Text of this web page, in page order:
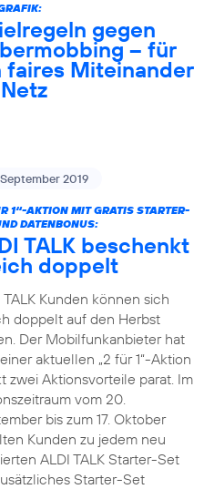
gegen
– für
faires Miteinander
September 2019
1“-AKTION MIT GRATIS STARTER-
DATENBONUS:
TALK beschenkt
doppelt
TALK Kunden können sich
doppelt auf den Herbst
Der Mobilfunkanbieter hat
aktuellen „2 für 1“-Aktion
zwei Aktionsvorteile parat. Im
vom 20.
bis zum 17. Oktober
Kunden zu jedem neu
ALDI TALK Starter-Set
Starter-Set